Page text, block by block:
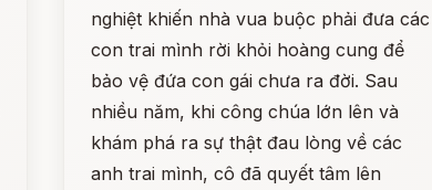
nghiệt khiến nhà vua buộc phải đưa các
con trai mình rời khỏi hoàng cung để
bảo vệ đứa con gái chưa ra đời. Sau
nhiều năm, khi công chúa lớn lên và
khám phá ra sự thật đau lòng về các
anh trai mình, cô đã quyết tâm lên